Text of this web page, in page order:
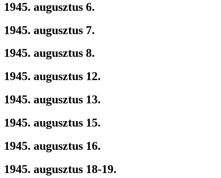
1945. augusztus 6.
1945. augusztus 7.
1945. augusztus 8.
1945. augusztus 12.
1945. augusztus 13.
1945. augusztus 15.
1945. augusztus 16.
1945. augusztus 18-19.